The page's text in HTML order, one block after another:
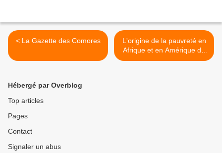
< La Gazette des Comores
L'origine de la pauvreté en
Afrique et en Amérique du
Sud >
Hébergé par Overblog
Top articles
Pages
Contact
Signaler un abus